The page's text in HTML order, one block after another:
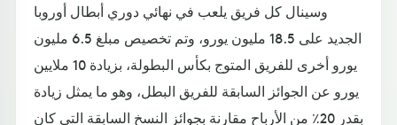
وسينال كل فريق يلعب في نهائي دوري أبطال أوروبا
الجديد على 18.5 مليون يورو، وتم تخصيص مبلغ 6.5 مليون
يورو أخرى للفريق المتوج بكأس البطولة، بزيادة 10 ملايين
يورو عن الجوائز السابقة للفريق البطل، وهو ما يمثل زيادة
بقدر 20٪ من الأرباح مقارنة بجوائز النسخ السابقة التي كان